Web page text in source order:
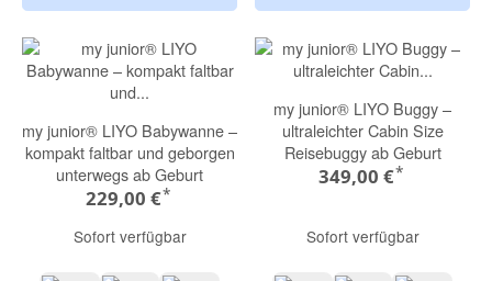
my junior® LIYO Babywanne –
kompakt faltbar und geborgen
unterwegs ab Geburt
229,00 €*
Sofort verfügbar
my junior® LIYO Buggy –
ultraleichter Cabin Size
Reisebuggy ab Geburt
349,00 €*
Sofort verfügbar